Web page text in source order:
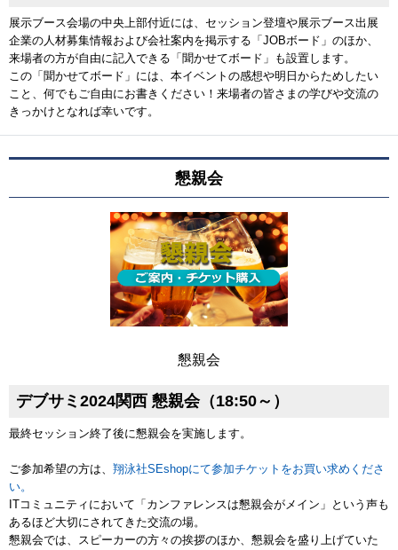
展示ブース会場の中央上部付近には、セッション登壇や展示ブース出展
企業の人材募集情報および会社案内を掲示する「JOBボード」のほか、
来場者の方が自由に記入できる「聞かせてボード」も設置します。
この「聞かせてボード」には、本イベントの感想や明日からためしたい
こと、何でもご自由にお書きください！来場者の皆さまの学びや交流の
きっかけとなれば幸いです。
懇親会
懇親会
デブサミ2024関西 懇親会（18:50～）
最終セッション終了後に懇親会を実施します。
ご参加希望の方は、 翔泳社SEshopにて参加チケットをお買い求めくださ
い。
ITコミュニティにおいて「カンファレンスは懇親会がメイン」という声も
あるほど大切にされてきた交流の場。
懇親会では、スピーカーの方々の挨拶のほか、懇親会を盛り上げていた